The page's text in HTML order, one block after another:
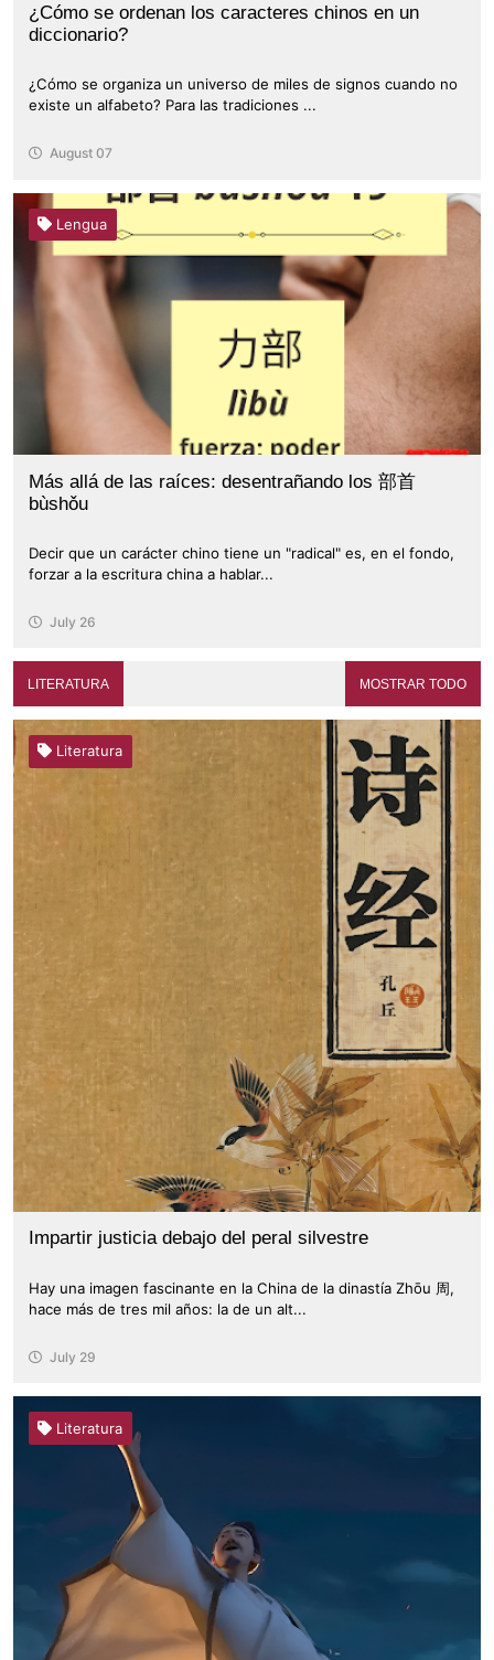
¿Cómo se ordenan los caracteres chinos en un
diccionario?
¿Cómo se organiza un universo de miles de signos cuando no
existe un alfabeto? Para las tradiciones ...
August 07
Lengua
Más allá de las raíces: desentrañando los 部首
bùshǒu
Decir que un carácter chino tiene un "radical" es, en el fondo,
forzar a la escritura china a hablar...
July 26
LITERATURA MOSTRAR TODO
Literatura
Impartir justicia debajo del peral silvestre
Hay una imagen fascinante en la China de la dinastía Zhōu 周,
hace más de tres mil años: la de un alt...
July 29
Literatura